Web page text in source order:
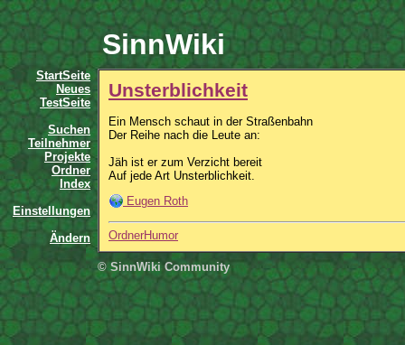
SinnWiki
StartSeite
Neues
TestSeite
Suchen
Teilnehmer
Projekte
Ordner
Index
Einstellungen
Ändern
Unsterblichkeit
Ein Mensch schaut in der Straßenbahn
Der Reihe nach die Leute an:
Jäh ist er zum Verzicht bereit
Auf jede Art Unsterblichkeit.
Eugen Roth
OrdnerHumor
© SinnWiki Community